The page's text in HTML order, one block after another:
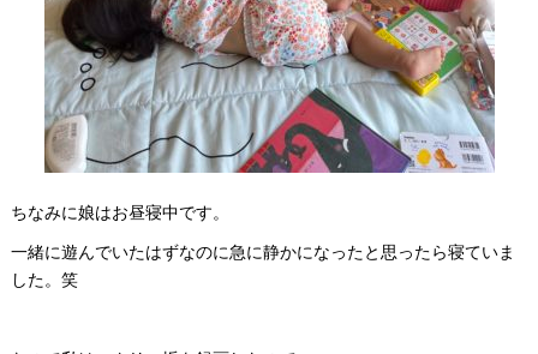
ちなみに娘はお昼寝中です。
一緒に遊んでいたはずなのに急に静かになったと思ったら寝ていま
した。笑